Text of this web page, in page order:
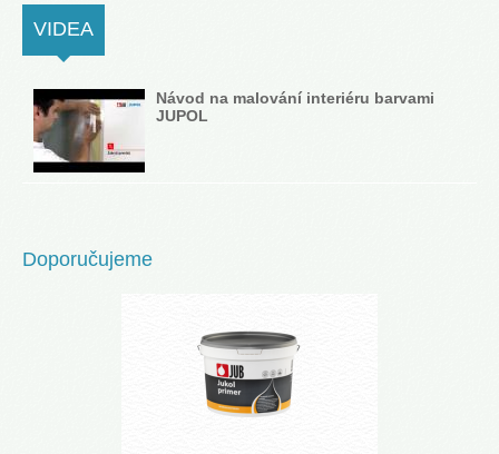
VIDEA
Návod na malování interiéru barvami
JUPOL
Doporučujeme